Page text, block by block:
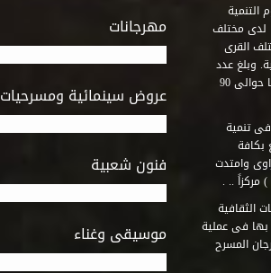
مهرجانات
عروض سينمائية ومسرحيات
فنون شعبية
موسيقى وغناء
لدى مختلف
القرى
وبلغ عدد
المكتبات التى أنشأها الصندوق فى أماكن لم يكن من المتصور إقامة مثل هذه المكتبات بها حوالى 90
فى تنمية
بكافة
وقد بدأت التجربة عام 1996 ببيت الهراوى وامتدت
الثقافية
بها فى عملية
المسرح